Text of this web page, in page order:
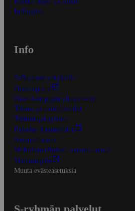
In English
Info
S-Business yrityksille
Oiva-raportit
Osuuskauppojen yhteystiedot
Tilaus- ja toimitusehdot
Tietosuojakäytäntö
Palvelun käyttöehdot
Saavutettavuus
Mobiilisovelluksen saavutettavuus
Mainostajalle
Muuta evästeasetuksia